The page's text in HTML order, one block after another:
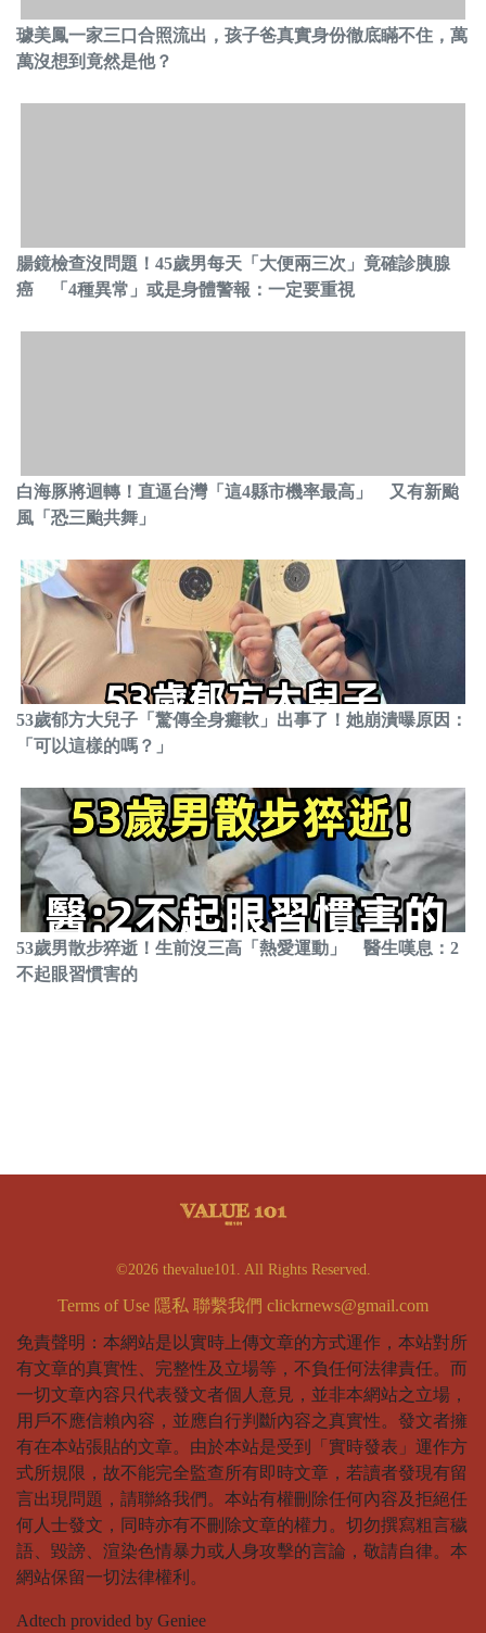
璩美鳳一家三口合照流出，孩子爸真實身份徹底瞞不住，萬
萬沒想到竟然是他？
腸鏡檢查沒問題！45歲男每天「大便兩三次」竟確診胰腺
癌 「4種異常」或是身體警報：一定要重視
白海豚將迴轉！直逼台灣「這4縣市機率最高」 又有新颱
風「恐三颱共舞」
53歲郁方大兒子「驚傳全身癱軟」出事了！她崩潰曝原因：
「可以這樣的嗎？」
53歲男散步猝逝！生前沒三高「熱愛運動」 醫生嘆息：2
不起眼習慣害的
©2026 thevalue101. All Rights Reserved.
Terms of Use 隱私 聯繫我們 clickrnews@gmail.com
免責聲明：本網站是以實時上傳文章的方式運作，本站對所
有文章的真實性、完整性及立場等，不負任何法律責任。而
一切文章內容只代表發文者個人意見，並非本網站之立場，
用戶不應信賴內容，並應自行判斷內容之真實性。發文者擁
有在本站張貼的文章。由於本站是受到「實時發表」運作方
式所規限，故不能完全監查所有即時文章，若讀者發現有留
言出現問題，請聯絡我們。本站有權刪除任何內容及拒絕任
何人士發文，同時亦有不刪除文章的權力。切勿撰寫粗言穢
語、毀謗、渲染色情暴力或人身攻擊的言論，敬請自律。本
網站保留一切法律權利。
Adtech provided by Geniee